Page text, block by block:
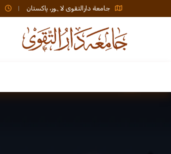
جامعة دارالتقوی لاہور، پاکستان